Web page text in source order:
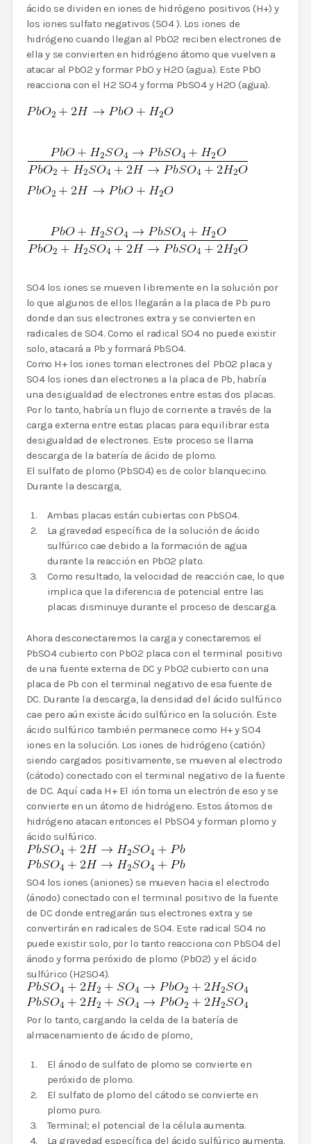
ácido se dividen en iones de hidrógeno positivos (H+) y
los iones sulfato negativos (SO4 ). Los iones de
hidrógeno cuando llegan al PbO2 reciben electrones de
ella y se convierten en hidrógeno átomo que vuelven a
atacar al PbO2 y formar PbO y H2O (agua). Este PbO
reacciona con el H2 SO4 y forma PbSO4 y H2O (agua).
SO4 los iones se mueven libremente en la solución por
lo que algunos de ellos llegarán a la placa de Pb puro
donde dan sus electrones extra y se convierten en
radicales de SO4. Como el radical SO4 no puede existir
solo, atacará a Pb y formará PbSO4.
Como H+ los iones toman electrones del PbO2 placa y
SO4 los iones dan electrones a la placa de Pb, habría
una desigualdad de electrones entre estas dos placas.
Por lo tanto, habría un flujo de corriente a través de la
carga externa entre estas placas para equilibrar esta
desigualdad de electrones. Este proceso se llama
descarga de la batería de ácido de plomo.
El sulfato de plomo (PbSO4) es de color blanquecino.
Durante la descarga,
Ambas placas están cubiertas con PbSO4.
La gravedad específica de la solución de ácido
sulfúrico cae debido a la formación de agua
durante la reacción en PbO2 plato.
Como resultado, la velocidad de reacción cae, lo que
implica que la diferencia de potencial entre las
placas disminuye durante el proceso de descarga.
Ahora desconectaremos la carga y conectaremos el
PbSO4 cubierto con PbO2 placa con el terminal positivo
de una fuente externa de DC y PbO2 cubierto con una
placa de Pb con el terminal negativo de esa fuente de
DC. Durante la descarga, la densidad del ácido sulfúrico
cae pero aún existe ácido sulfúrico en la solución. Este
ácido sulfúrico también permanece como H+ y SO4
iones en la solución. Los iones de hidrógeno (catión)
siendo cargados positivamente, se mueven al electrodo
(cátodo) conectado con el terminal negativo de la fuente
de DC. Aquí cada H+ El ión toma un electrón de eso y se
convierte en un átomo de hidrógeno. Estos átomos de
hidrógeno atacan entonces el PbSO4 y forman plomo y
ácido sulfúrico.
SO4 los iones (aniones) se mueven hacia el electrodo
(ánodo) conectado con el terminal positivo de la fuente
de DC donde entregarán sus electrones extra y se
convertirán en radicales de SO4. Este radical SO4 no
puede existir solo, por lo tanto reacciona con PbSO4 del
ánodo y forma peróxido de plomo (PbO2) y el ácido
sulfúrico (H2SO4).
Por lo tanto, cargando la celda de la batería de
almacenamiento de ácido de plomo,
El ánodo de sulfato de plomo se convierte en
peróxido de plomo.
El sulfato de plomo del cátodo se convierte en
plomo puro.
Terminal; el potencial de la célula aumenta.
La gravedad específica del ácido sulfúrico aumenta.